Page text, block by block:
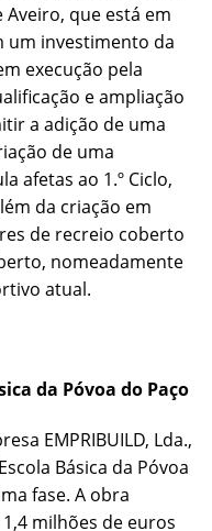
que está em
um investimento da
execução pela
e ampliação
a adição de uma
de uma
afetas ao 1.º Ciclo,
da criação em
de recreio coberto
nomeadamente
atual.
da Póvoa do Paço
EMPRIBUILD, Lda.,
Básica da Póvoa
fase. A obra
milhões de euros